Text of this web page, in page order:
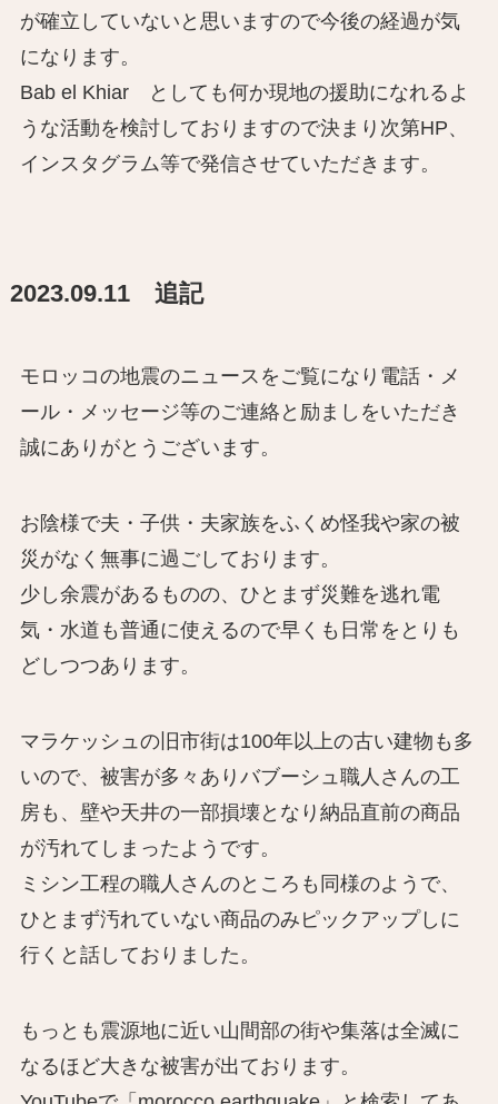
が確立していないと思いますので今後の経過が気
になります。
Bab el Khiar としても何か現地の援助になれるよ
うな活動を検討しておりますので決まり次第HP、
インスタグラム等で発信させていただきます。
2023.09.11 追記
モロッコの地震のニュースをご覧になり電話・メ
ール・メッセージ等のご連絡と励ましをいただき
誠にありがとうございます。
お陰様で夫・子供・夫家族をふくめ怪我や家の被
災がなく無事に過ごしております。
少し余震があるものの、ひとまず災難を逃れ電
気・水道も普通に使えるので早くも日常をとりも
どしつつあります。
マラケッシュの旧市街は100年以上の古い建物も多
いので、被害が多々ありバブーシュ職人さんの工
房も、壁や天井の一部損壊となり納品直前の商品
が汚れてしまったようです。
ミシン工程の職人さんのところも同様のようで、
ひとまず汚れていない商品のみピックアップしに
行くと話しておりました。
もっとも震源地に近い山間部の街や集落は全滅に
なるほど大きな被害が出ております。